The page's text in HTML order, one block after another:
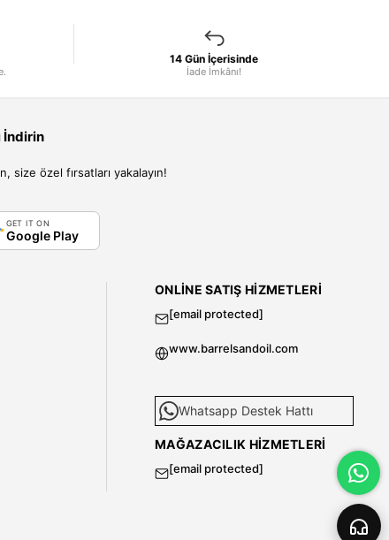
14 Gün İçerisinde
İade İmkânı!
İndirin
size özel fırsatları yakalayın!
GET IT ON
Google Play
ONLINE SATIŞ HIZMETLERI
[email protected]
www.barrelsandoil.com
Whatsapp Destek Hattı
MAĞAZACILIK HIZMETLERI
[email protected]